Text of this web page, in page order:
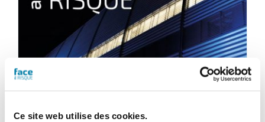
Ce site web utilise des cookies.